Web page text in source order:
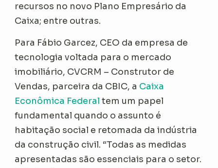
recursos no novo Plano Empresário da
Caixa; entre outras.
Para Fábio Garcez, CEO da empresa de
tecnologia voltada para o mercado
imobiliário, CVCRM – Construtor de
Vendas, parceira da CBIC, a Caixa
Econômica Federal tem um papel
fundamental quando o assunto é
habitação social e retomada da indústria
da construção civil. “Todas as medidas
apresentadas são essenciais para o setor.